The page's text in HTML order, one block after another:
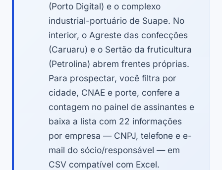
(Porto Digital) e o complexo
industrial-portuário de Suape. No
interior, o Agreste das confecções
(Caruaru) e o Sertão da fruticultura
(Petrolina) abrem frentes próprias.
Para prospectar, você filtra por
cidade, CNAE e porte, confere a
contagem no painel de assinantes e
baixa a lista com 22 informações
por empresa — CNPJ, telefone e e-
mail do sócio/responsável — em
CSV compatível com Excel.